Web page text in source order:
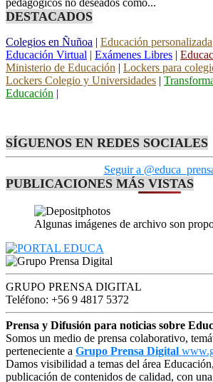
DESTACADOS
Colegios en Ñuñoa | Educación personalizada
Educación Virtual | Exámenes Libres |
Ministerio de Educación | Lockers para
Lockers Colegio y Universidades |
Educación |
SÍGUENOS EN REDES SOCIALES
Seguir a
PUBLICACIONES MÁS VISTAS
Algunas imágenes de archivo son
GRUPO PRENSA DIGITAL
Teléfono: +56 9 4817 5372
Prensa y Difusión para noticias sobre
Somos un medio de prensa colaborativo,
perteneciente a Grupo Prensa Digital
Damos visibilidad a temas del área
publicación de contenidos de calidad, con